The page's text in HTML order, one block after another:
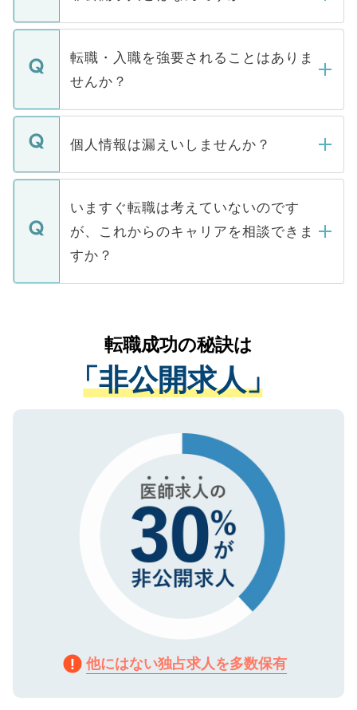
ます。通常、5営業日以内にはご連絡をせて
いただきますので、しばらくお待ちくださ
い。
マイナビDOCTORで取り扱っている求人の
うち約3割は、Webサイトからご覧いただ
けない「非公開求人」です。非公開求人は
下記の理由によって、一般には公開してい
ません。
■応募殺到を避けるため 人気のある医療機
関を公にしてしまうと、応募が殺到する場
に、医療機関が求める条件に合った人材の
みを人材紹介会社に依頼するケースが増え
ています。
転職・入職を強要されることはありま
せんか？
転職・入職を強要することは一切ありませ
ん。また、仮に応募先から内定をいただい
定を承諾する必要はありません。内定先へ
の辞退の連絡はキャリアパートナーが行い
ますので、ご安心ください。
個人情報は漏えいしませんか？
個人情報が漏えいすることはありませんの
で、ご安心ください。当サイトからの登録
などで収集したご登録者様の個人情報は、
ご本人のキャリアアップおよび転職活動の
支援を目的に使用いたします。お預かりし
ているすべての個人データはご本人の許可
は、個人情報の取り扱いについての厳密な
管理基準を満たした事業者のみに付与され
る、プライバシーマークを取得済みです。
ご登録いただいた個人情報は、SSL（デー
で、機密保持に関してもご安心ください。
いますぐ転職は考えていないのです
が、これからのキャリアを相談できま
すか？
かがいして、現在の医療機関の状況や紹介
経験をまじえながら、適切なアドバイスを
させていただきます。すぐにご転職をされ
ない方には、長期的なサポートが可能です
ので、まずはご登録ください。
転職成功の秘訣は
「非公開求人」
他にはない独占求人を多数保有